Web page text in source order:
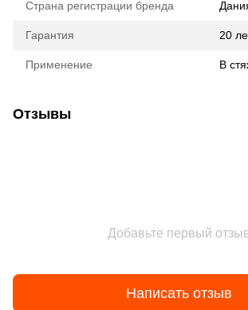
Страна регистрации бренда
Гарантия 20
Применение В
Отзывы
Добавьте первый
Написать отзыв